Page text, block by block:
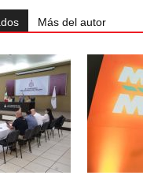
Más del autor